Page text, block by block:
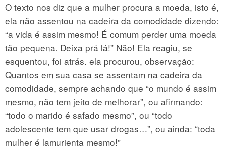
O texto nos diz que a mulher procura a moeda, isto é,
ela não assentou na cadeira da comodidade dizendo:
“a vida é assim mesmo! É comum perder uma moeda
tão pequena. Deixa prá lá!” Não! Ela reagiu, se
esquentou, foi atrás. ela procurou, observação:
Quantos em sua casa se assentam na cadeira da
comodidade, sempre achando que “o mundo é assim
mesmo, não tem jeito de melhorar”, ou afirmando:
“todo o marido é safado mesmo”, ou “todo
adolescente tem que usar drogas…”, ou ainda: “toda
mulher é lamurienta mesmo!”